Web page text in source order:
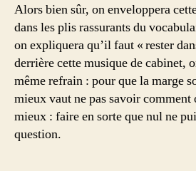
Alors bien sûr, on enveloppera
dans les plis rassurants du
on expliquera qu’il faut « rester
derrière cette musique de cabinet,
même refrain : pour que la marge
mieux vaut ne pas savoir
mieux : faire en sorte que nul ne
question.